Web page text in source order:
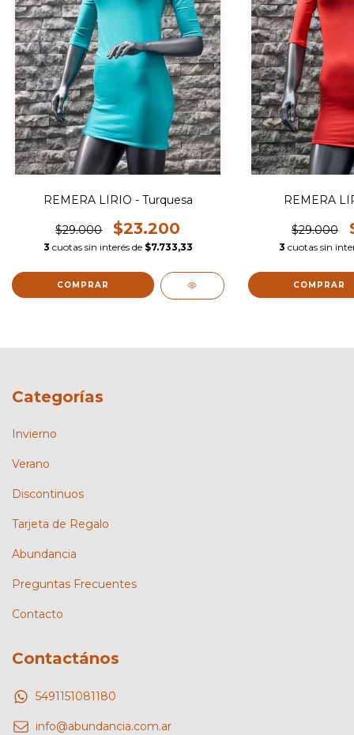
REMERA LIRIO - Turquesa
$29.000 $23.200
3 cuotas sin interés de $7.733,33
COMPRAR
REMERA
$29.000
3 cuotas sin
COMPRAR
Categorías
Invierno
Verano
Discontinuos
Tarjeta de Regalo
Abundancia
Preguntas Frecuentes
Contacto
Contactános
5491151081180
info@abundancia.com.ar